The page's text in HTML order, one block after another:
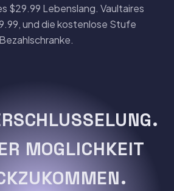
$29.99 Lebenslang. Vaultaires
und die kostenlose Stufe
MOGLICHKEIT